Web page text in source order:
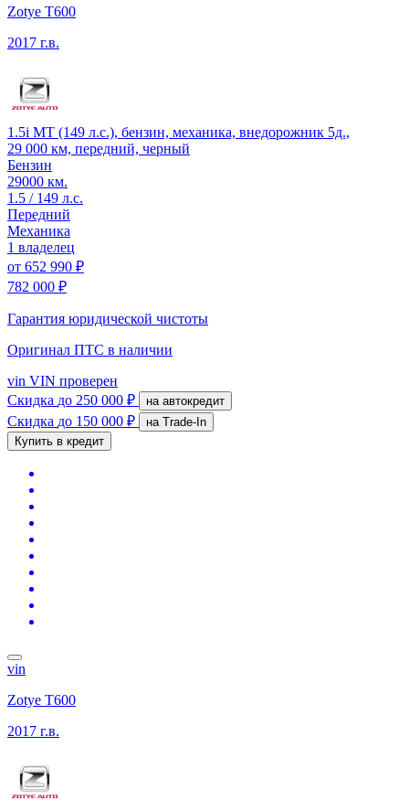
Zotye T600
2017 г.в.
1.5i MT (149 л.с.), бензин, механика, внедорожник 5д.,
29 000 км, передний, черный
Бензин
29000 км.
1.5 / 149 л.с.
Передний
Механика
1 владелец
от 652 990 ₽
782 000 ₽
Гарантия юридической чистоты
Оригинал ПТС в наличии
vin VIN проверен
Скидка до 250 000 ₽ на автокредит
Скидка до 150 000 ₽
на Trade-In
Купить в кредит
vin
Zotye T600
2017 г.в.